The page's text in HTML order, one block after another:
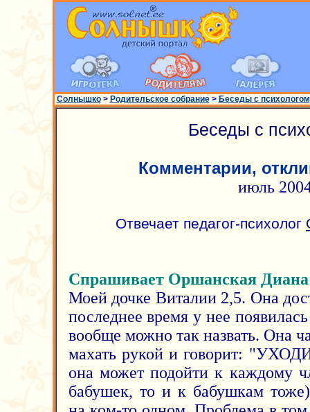
Солнышко> Родительское собрание> Беседы с психологом
Беседы с
Комментарии,
июль
Отвечает педагог-психолог
Спрашивает Оршанская Диана
Моей дочке Виталии 2,5. Она
последнее время у нее
вообще можно так назвать. Она
махать рукой и говорит:
она может подойти к каждому
бабушек, то и к бабушкам